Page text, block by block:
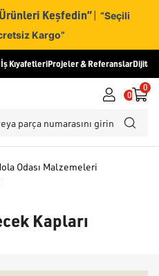
Keşfedin”| “Seçili
Kargo”
KıyafetleriProjeler & ReferanslarDijital
0
0
Odası Malzemeleri
Kapları